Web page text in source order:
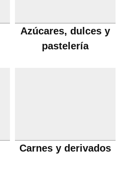
Azúcares, dulces y
pastelería
Carnes y derivados